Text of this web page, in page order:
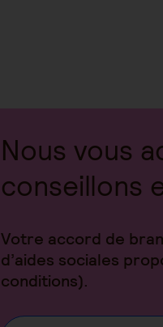
Nous vous
conseillons
Votre accord de
d’aides sociales
conditions).